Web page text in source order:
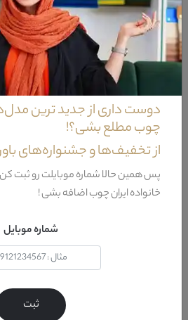
این محصول باشد.این میز جلو مبل دارای
شیشه است که ابزار های به کار رفته بر
نیز به آن افزوده است.میز کنار مبل و یا
نظر طراحی و همچنین ساختار مهندسی کاملا
این تفاوت که دارای ابعاد به نسبت کوچکتری
ویژگی‌های مبل کلاسیک فلورانس
مواد سازنده
چوب راش + اسفنج + ويسکوز
ايران
دوست داری از جدید ترین
چوب مطلع بشی؟!
از تخفیف‌ها و جشنواره‌های
پس همین حالا شماره موبایلت رو ثبت
خانواده ایران چوب اضافه بشی !
شماره موبایل
ثبت